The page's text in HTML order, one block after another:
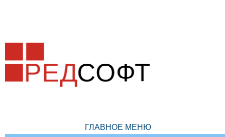
ГЛАВНОЕ МЕНЮ